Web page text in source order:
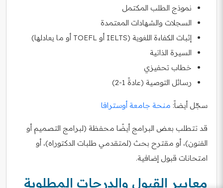
نموذج الطلب المكتمل
السجلات والشهادات المعتمدة
إثبات الكفاءة اللغوية (IELTS أو TOEFL أو ما يعادلها)
السيرة الذاتية
خطاب تحفيزي
رسائل التوصية (عادةً 1-2)
سجّل أيضاً: منحة جامعة أوسترافا
قد تتطلب بعض البرامج أيضًا محفظة (لبرامج التصميم أو
الفنون)، أو مقترح بحث (لمتقدمي طلبات الدكتوراه)، أو
امتحانات قبول إضافية.
معايير القبول والدرجات المطلوبة